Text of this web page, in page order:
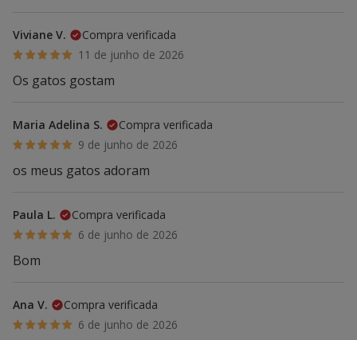
Viviane V.
Compra verificada
11 de junho de 2026
Os gatos gostam
Maria Adelina S.
Compra verificada
9 de junho de 2026
os meus gatos adoram
Paula L.
Compra verificada
6 de junho de 2026
Bom
Ana V.
Compra verificada
6 de junho de 2026